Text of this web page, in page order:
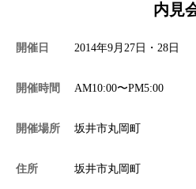
施工事例
お問い合わせ
内見
開催日 2014年9月27日・28日
開催時間 AM10:00〜PM5:00
開催場所 坂井市丸岡町
住所 坂井市丸岡町